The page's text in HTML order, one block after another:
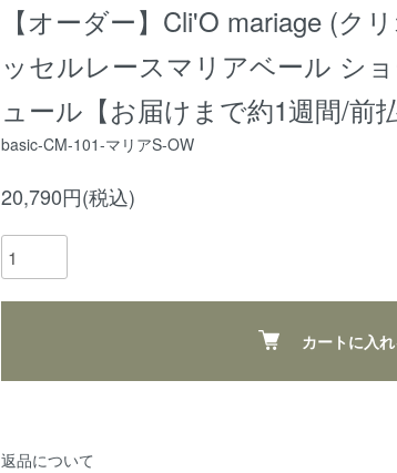
【オーダー】Cli'O mariage (ク
ッセルレースマリアベール シ
ュール【お届けまで約1週間/前払
basic-CM-101-マリアS-OW
20,790円(税込)
カートに入
返品について